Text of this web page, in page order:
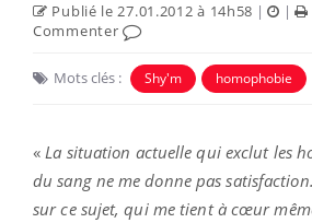
Publié le 27.01.2012 à 14h58 | |
Commenter
Mots clés : Shy'm homophobie
«La situation actuelle qui exclut les
du sang ne me donne pas
sur ce sujet, qui me tient à cœur